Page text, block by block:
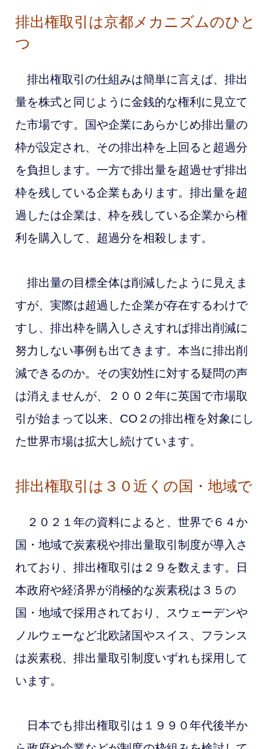
排出権取引は京都メカニズムのひと
つ
排出権取引の仕組みは簡単に言えば、排出
量を株式と同じように金銭的な権利に見立て
た市場です。国や企業にあらかじめ排出量の
枠が設定され、その排出枠を上回ると超過分
を負担します。一方で排出量を超過せず排出
枠を残している企業もあります。排出量を超
過したは企業は、枠を残している企業から権
利を購入して、超過分を相殺します。
排出量の目標全体は削減したように見えま
すが、実際は超過した企業が存在するわけで
すし、排出枠を購入しさえすれば排出削減に
努力しない事例も出てきます。本当に排出削
減できるのか。その実効性に対する疑問の声
は消えませんが、２００２年に英国で市場取
引が始まって以来、CO２の排出権を対象にし
た世界市場は拡大し続けています。
排出権取引は３０近くの国・地域で
２０２１年の資料によると、世界で６４か
国・地域で炭素税や排出量取引制度が導入さ
れており、排出権取引は２９を数えます。日
本政府や経済界が消極的な炭素税は３５の
国・地域で採用されており、スウェーデンや
ノルウェーなど北欧諸国やスイス、フランス
は炭素税、排出量取引制度いずれも採用して
います。
日本でも排出権取引は１９９０年代後半か